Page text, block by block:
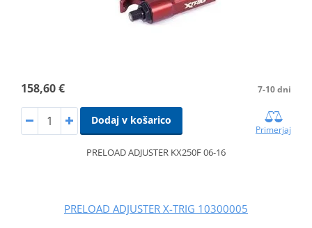
158,60 € 7-10 dni
Dodaj v košarico
Primerjaj
PRELOAD ADJUSTER KX250F 06-16
PRELOAD ADJUSTER X-TRIG 10300005